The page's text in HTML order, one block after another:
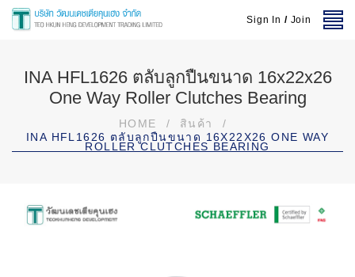
Sign In / Join
INA HFL1626 ตลับลูกปืนขนาด 16x22x26
One Way Roller Clutches Bearing
HOME / สินค้า
/
INA HFL1626 ตลับลูกปืนขนาด 16X22X26 ONE WAY
ROLLER CLUTCHES BEARING